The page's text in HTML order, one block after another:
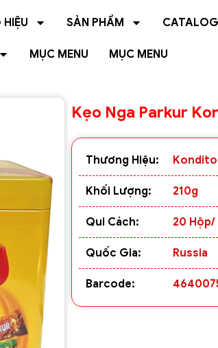
SẢN PHẨM CATALOG
MỤC MENU MỤC MENU
Kẹo Nga Parkur
Thương Hiệu:
Khối Lượng: 210g
Qui Cách: 20 Hộp/
Quốc Gia: Russia
Barcode: